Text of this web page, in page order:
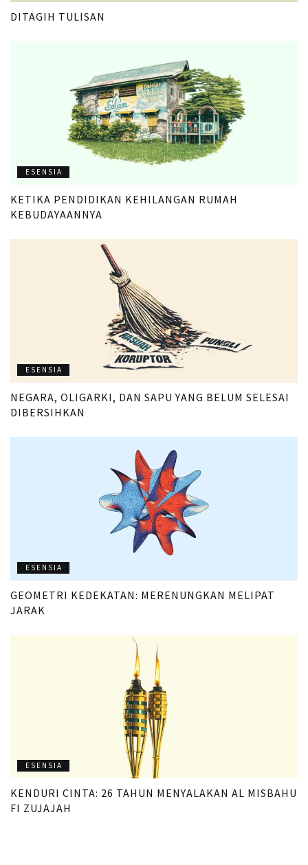
DITAGIH TULISAN
ESENSIA
KETIKA PENDIDIKAN KEHILANGAN RUMAH
KEBUDAYAANNYA
ESENSIA
NEGARA, OLIGARKI, DAN SAPU YANG BELUM SELESAI
DIBERSIHKAN
ESENSIA
GEOMETRI KEDEKATAN: MERENUNGKAN MELIPAT
JARAK
ESENSIA
KENDURI CINTA: 26 TAHUN MENYALAKAN AL MISBAHU
FI ZUJAJAH